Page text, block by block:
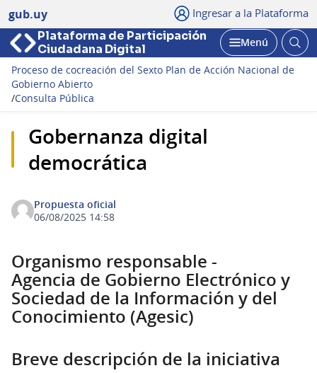
gub.uy Ingresar a la Plataforma
Plataforma de Participación
Ciudadana Digital
Abrir
Menú
Proceso de cocreación del Sexto Plan de Acción Nacional de
Gobierno Abierto
/Consulta Pública
Gobernanza digital
democrática
Propuesta oficial
06/08/2025 14:58
Organismo responsable -
Agencia de Gobierno Electrónico y
Sociedad de la Información y del
Conocimiento (Agesic)
Breve descripción de la iniciativa